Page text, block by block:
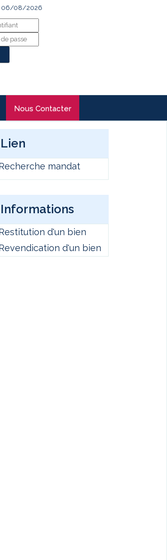
: 06/08/2026
Nous Contacter
Lien
mandat
Informations
d'un bien
d'un bien